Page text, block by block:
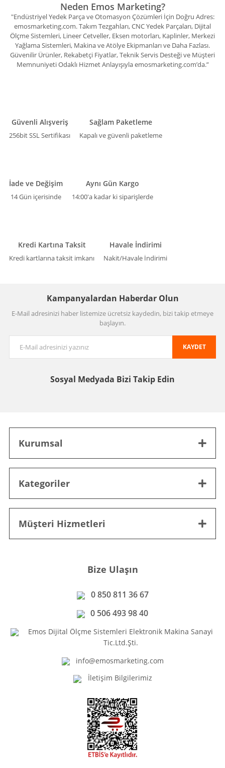
Neden Emos Marketing?
"Endüstriyel Yedek Parça ve Otomasyon Çözümleri İçin Doğru Adres:
emosmarketing.com. Takım Tezgahları, CNC Yedek Parçaları, Dijital
Ölçme Sistemleri, Lineer Cetveller, Eksen motorları, Kaplinler, Merkezi
Yağlama Sistemleri, Makina ve Atölye Ekipmanları ve Daha Fazlası.
Güvenilir Ürünler, Rekabetçi Fiyatlar, Teknik Servis Desteği ve Müşteri
Memnuniyeti Odaklı Hizmet Anlayışıyla emosmarketing.com’da.”
Güvenli Alışveriş
256bit SSL Sertifikası
Sağlam Paketleme
Kapalı ve güvenli paketleme
İade ve Değişim
14 Gün içerisinde
Aynı Gün Kargo
14:00'a kadar ki siparişlerde
Kredi Kartına Taksit
Kredi kartlarına taksit imkanı
Havale İndirimi
Nakit/Havale İndirimi
Kampanyalardan Haberdar Olun
E-Mail adresinizi haber listemize ücretsiz kaydedin, bizi takip etmeye
başlayın.
KAYDET
Sosyal Medyada Bizi Takip Edin
Kurumsal
Kategoriler
Müşteri Hizmetleri
Bize Ulaşın
0 850 811 36 67
0 506 493 98 40
Emos Dijital Ölçme Sistemleri Elektronik Makina Sanayi
Tic.Ltd.Şti.
info@emosmarketing.com
İletişim Bilgilerimiz